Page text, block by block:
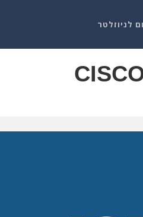
לניוזלטר